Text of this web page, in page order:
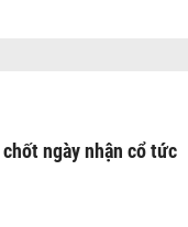
ngày nhận cổ tức